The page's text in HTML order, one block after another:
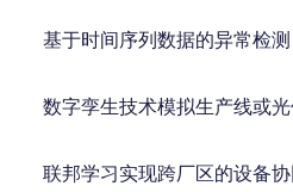
基于时间序列数据的异常检
数字孪生技术模拟生产线或光
联邦学习实现跨厂区的设备协